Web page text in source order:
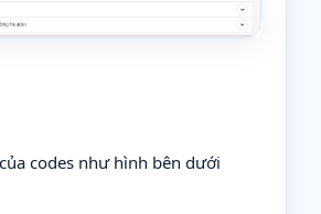
codes như hình bên dưới